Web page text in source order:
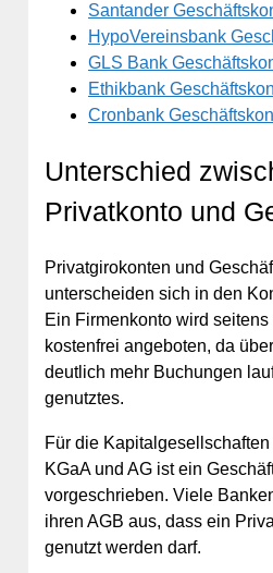
Santander
HypoVereinsbank
GLS Bank
Ethikbank
Cronbank
Unterschied
Privatkonto und
Privatgirokonten und
unterscheiden sich in den
Ein Firmenkonto wird
kostenfrei angeboten, da
deutlich mehr Buchungen
genutztes.
Für die Kapitalgesellschaften
KGaA und AG ist ein
vorgeschrieben. Viele
ihren AGB aus, dass ein
genutzt werden darf.